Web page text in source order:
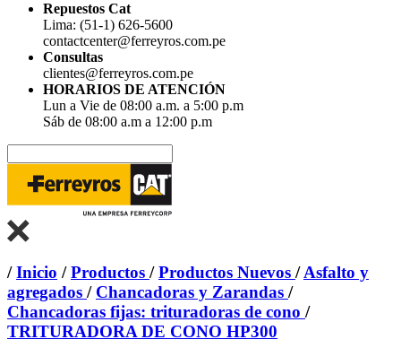
Repuestos Cat
Lima: (51-1) 626-5600
contactcenter@ferreyros.com.pe
Consultas
clientes@ferreyros.com.pe
HORARIOS DE ATENCIÓN
Lun a Vie de 08:00 a.m. a 5:00 p.m
Sáb de 08:00 a.m a 12:00 p.m
/Inicio /Productos /Productos Nuevos /Asfalto y
agregados / Chancadoras y Zarandas /
Chancadoras fijas: trituradoras de cono /
TRITURADORA DE CONO HP300